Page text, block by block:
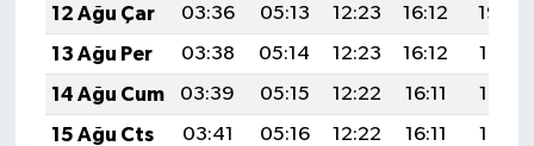
12 Ağu Çar
03:36 05:13 12:23 16:12
19:22
13 Ağu Per
03:38 05:14 12:23 16:12
19:21
14 Ağu Cum
03:39 05:15 12:22 16:11
19:19
15 Ağu Cts
03:41 05:16 12:22 16:11
19:18